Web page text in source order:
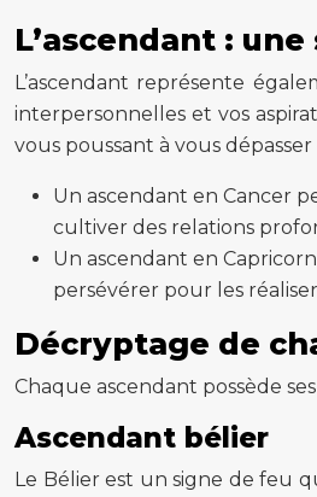
L’ascendant :
L’ascendant représente
interpersonnelles et vos
vous poussant à vous
Un ascendant en Cancer
cultiver des relations
Un ascendant en
persévérer pour les
Décryptage de
Chaque ascendant possède
Ascendant bélier
Le Bélier est un signe de feu